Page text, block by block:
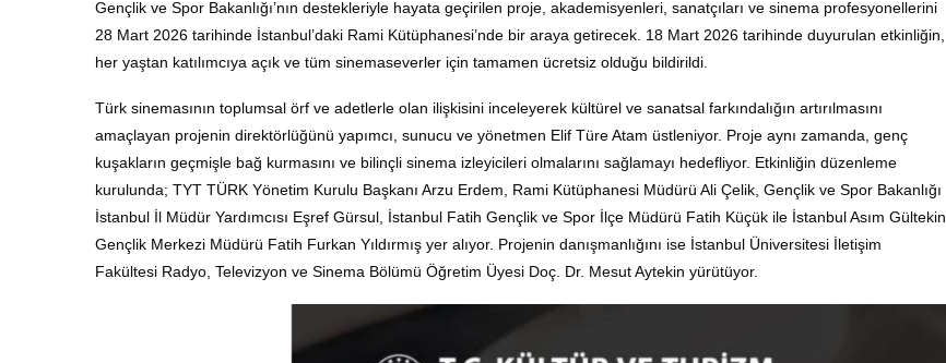
Gençlik ve Spor Bakanlığı’nın destekleriyle hayata geçirilen proje, akademisyenleri, sanatçıları ve sinema profesyonellerini
28 Mart 2026 tarihinde İstanbul’daki Rami Kütüphanesi’nde bir araya getirecek 18 Mart 2026 tarihinde duyurulan etkinliğin,
her yaştan katılımcıya açık ve tüm sinemaseverler için tamamen ücretsiz olduğu bildirildi
Türk sinemasının toplumsal örf ve adetlerle olan ilişkisini inceleyerek kültürel ve sanatsal farkındalığın artırılmasını
amaçlayan projenin direktörlüğünü yapımcı, sunucu ve yönetmen Elif Türe Atam üstleniyor. Proje aynı zamanda, genç
kuşakların geçmişle bağ kurmasını ve bilinçli sinema izleyicileri olmalarını sağlamayı hedefliyor. Etkinliğin düzenleme
kurulunda; TYT TÜRK Yönetim Kurulu Başkanı Arzu Erdem, Rami Kütüphanesi Müdürü Ali Çelik, Gençlik ve Spor Bakanlığı
İstanbul İl Müdür Yardımcısı Eşref Gürsul, İstanbul Fatih Gençlik ve Spor İlçe Müdürü Fatih Küçük ile İstanbul Asım Gültekin
Gençlik Merkezi Müdürü Fatih Furkan Yıldırmış yer alıyor. Projenin danışmanlığını ise İstanbul Üniversitesi İletişim
Fakültesi Radyo, Televizyon ve Sinema Bölümü Öğretim Üyesi Doç. Dr. Mesut Aytekin yürütüyor.